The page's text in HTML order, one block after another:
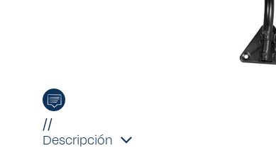
//
Descripción